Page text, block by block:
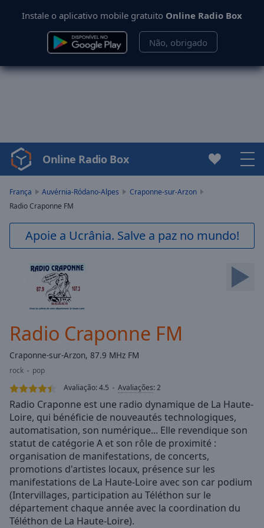
Instale o aplicativo mobile gratuito Online Radio Box
Não, obrigado
Video
Player
loading.
Video
Current
0:00
Loaded:
0.00%
Stream
TypeLIVE
Seek to
live,
currently
behind
Remaining
Time-
1x
Online Radio Box
França Auvérnia-Ródano-Alpes
Craponne-sur-Arzon
Radio Craponne FM
Apoie a Ucrânia. Salve a paz no mundo!
Radio Craponne FM
Craponne-sur-Arzon, 87.9 MHz FM
rock
pop
Avaliação:4.5 Avaliações:2
Radio Craponne est une radio dynamique de La Haute-
Loire, qui bénéficie de nouveautés technologiques,
automatisation, son numérique... Elle revendique son
statut de catégorie A et son rôle de proximité :
organisation de manifestations, de concerts,
promotions d'artistes locaux, présence sur les
manifestations de La Haute-Loire avec son car podium
(Intervillages, participation au Téléthon sur le
département chaque année avec la coordination du
Téléthon de La Haute-Loire).